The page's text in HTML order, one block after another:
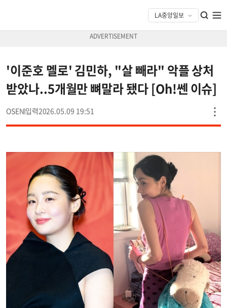
'이준호 멜로' 김민하, "살 빼라" 악플 상처
받았나..5개월만 뼈말라 됐다 [Oh!쎈 이슈]
OSEN 2026.05.09 19:51